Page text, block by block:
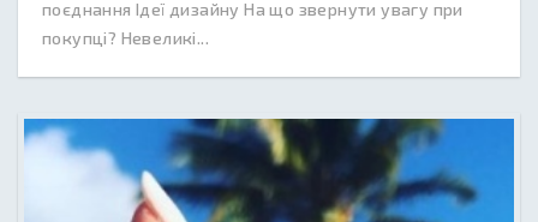
поєднання Ідеї дизайну На що звернути увагу при
покупці? Невеликі...